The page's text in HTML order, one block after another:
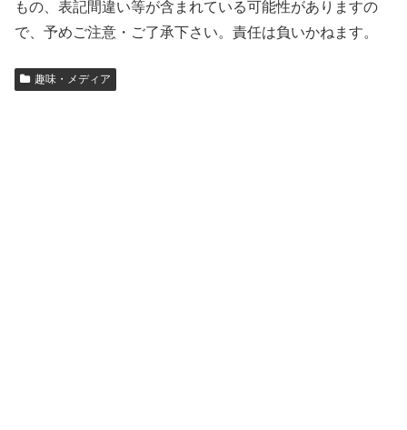
もの、表記間違い等が含まれている可能性がありますの
で、予めご注意・ご了承下さい。責任は負いかねます。
趣味・メディア